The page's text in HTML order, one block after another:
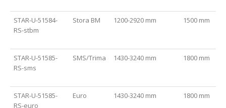
STAR-U-51584-
RS-stbm
Stora BM 1200-2920 mm 1500 mm
STAR-U-51585-
RS-sms
SMS/Trima 1430-3240 mm 1800 mm
STAR-U-51585-
RS-euro
Euro 1430-3240 mm 1800 mm